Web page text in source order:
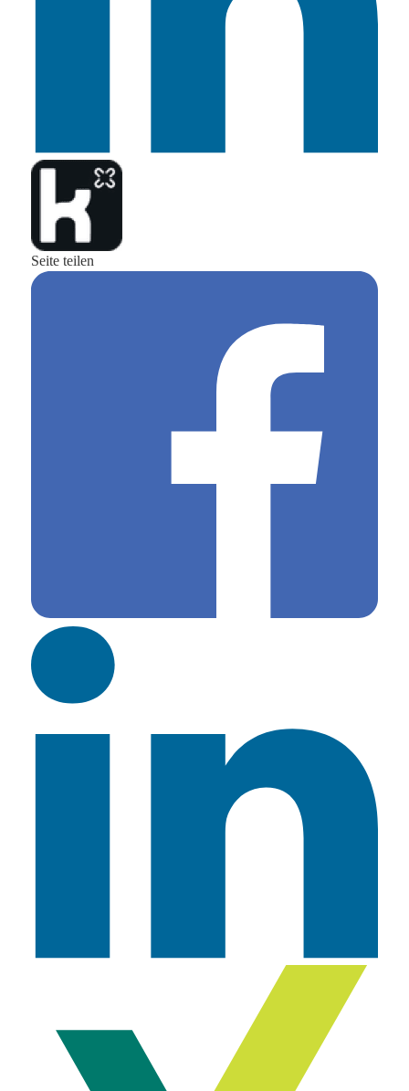
Seite teilen